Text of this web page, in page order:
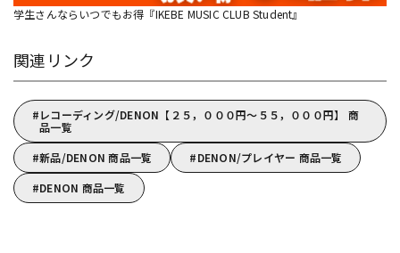
学生さんならいつでもお得『IKEBE MUSIC CLUB Student』
関連リンク
レコーディング/DENON【２５，０００円～５５，０００円】 商
品一覧
新品/DENON 商品一覧
DENON/プレイヤー 商品一覧
DENON 商品一覧